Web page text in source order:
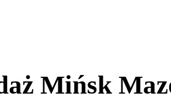
Mińsk